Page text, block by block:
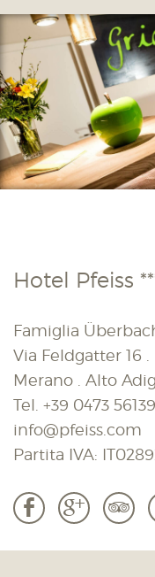
Hotel Pfeiss
Famiglia
Via Feldgatter 16 .
Merano . Alto
Tel. +39 0473
info@pfeiss.com
Partita IVA:
b c 3